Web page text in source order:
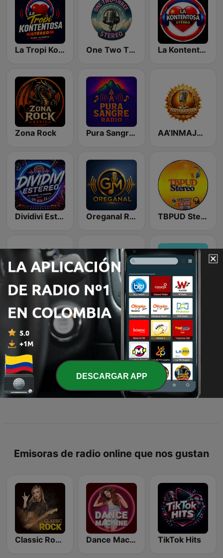
La Tropi Kontentosa One Two Three Stereo La Kontentosa Stèreo
Zona Rock Pura Sangre Radio AA’INMAJAA
Dividivi Estereo 90.3 fm Oreganal Radio TBPUD Stereo
La Mampana Stereo Radio Impacto Popular
El Palacio Tropical
Emisoras de radio online que nos gustan
Classic Rock Station Dance Machine TikTok Hits
DESCARGAR APP